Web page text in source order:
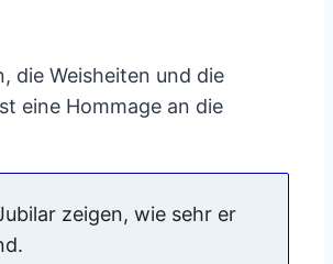
die Weisheiten und die
eine Hommage an die
zeigen, wie sehr er